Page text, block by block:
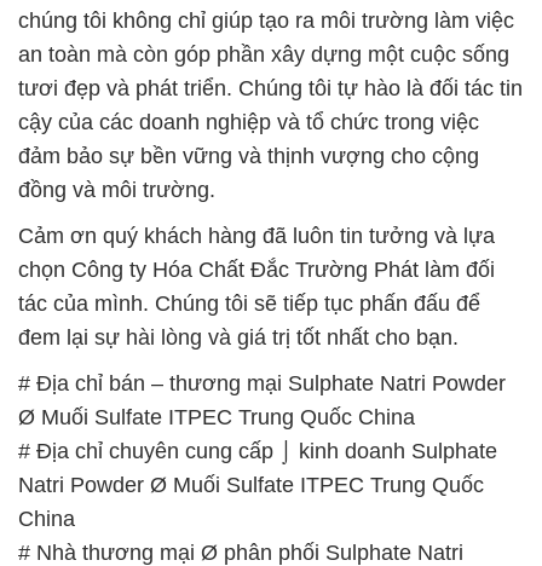
chúng tôi không chỉ giúp tạo ra môi trường làm việc
an toàn mà còn góp phần xây dựng một cuộc sống
tươi đẹp và phát triển. Chúng tôi tự hào là đối tác tin
cậy của các doanh nghiệp và tổ chức trong việc
đảm bảo sự bền vững và thịnh vượng cho cộng
đồng và môi trường.
Cảm ơn quý khách hàng đã luôn tin tưởng và lựa
chọn Công ty Hóa Chất Đắc Trường Phát làm đối
tác của mình. Chúng tôi sẽ tiếp tục phấn đấu để
đem lại sự hài lòng và giá trị tốt nhất cho bạn.
# Địa chỉ bán – thương mại Sulphate Natri Powder
Ø Muối Sulfate ITPEC Trung Quốc China
# Địa chỉ chuyên cung cấp ⌡ kinh doanh Sulphate
Natri Powder Ø Muối Sulfate ITPEC Trung Quốc
China
# Nhà thương mại Ø phân phối Sulphate Natri